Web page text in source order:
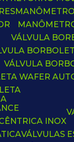
VÁLVULA
VÁLVULA
WAFER
INOX
VÁLVULAS